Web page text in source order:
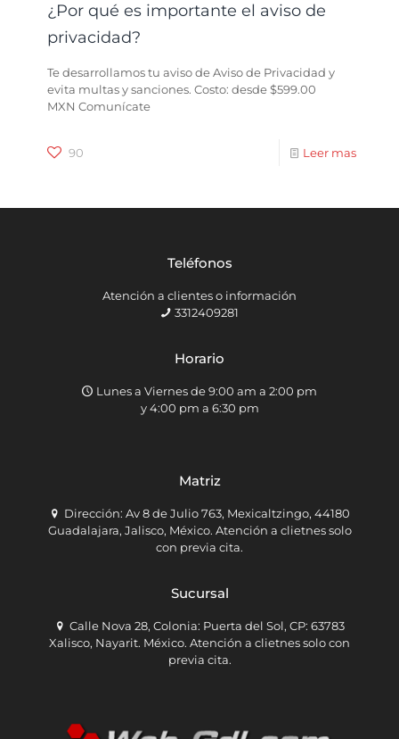
¿Por qué es importante el aviso de
privacidad?
Te desarrollamos tu aviso de Aviso de Privacidad y
evita multas y sanciones. Costo: desde $599.00
MXN Comunícate
90 Leer mas
Teléfonos
Atención a clientes o información
3312409281
Horario
Lunes a Viernes de 9:00 am a 2:00 pm
y 4:00 pm a 6:30 pm
Matriz
Dirección: Av 8 de Julio 763, Mexicaltzingo, 44180
Guadalajara, Jalisco, México. Atención a clietnes solo
con previa cita.
Sucursal
Calle Nova 28, Colonia: Puerta del Sol, CP: 63783
Xalisco, Nayarit. México. Atención a clietnes solo con
previa cita.